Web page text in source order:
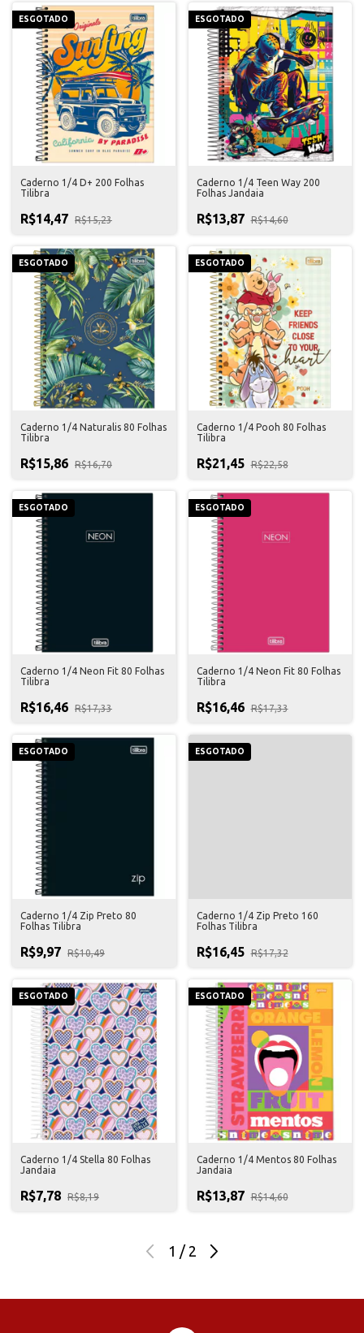
ESGOTADO
Caderno 1/4 D+ 200 Folhas
Tilibra
R$14,47 R$15,23
ESGOTADO
Caderno 1/4 Teen Way 200
Folhas Jandaia
R$13,87 R$14,60
ESGOTADO
Caderno 1/4 Naturalis 80 Folhas
Tilibra
R$15,86 R$16,70
ESGOTADO
Caderno 1/4 Pooh 80 Folhas
Tilibra
R$21,45 R$22,58
ESGOTADO
Caderno 1/4 Neon Fit 80 Folhas
Tilibra
R$16,46 R$17,33
ESGOTADO
Caderno 1/4 Neon Fit 80 Folhas
Tilibra
R$16,46 R$17,33
ESGOTADO
Caderno 1/4 Zip Preto 80
Folhas Tilibra
R$9,97 R$10,49
ESGOTADO
Caderno 1/4 Zip Preto 160
Folhas Tilibra
R$16,45 R$17,32
ESGOTADO
Caderno 1/4 Stella 80 Folhas
Jandaia
R$7,78 R$8,19
ESGOTADO
Caderno 1/4 Mentos 80 Folhas
Jandaia
R$13,87 R$14,60
1 / 2